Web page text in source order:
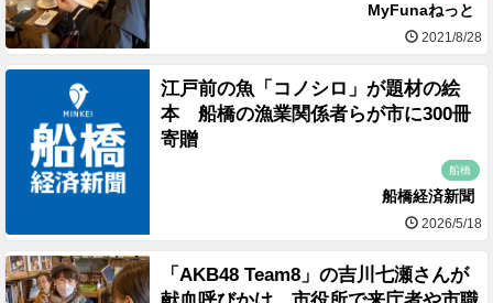
MyFunaねっと
2021/8/28
江戸前の魚「コノシロ」が題材の絵
本 船橋の漁業関係者らが市に300冊
寄贈
船橋
船橋経済新聞
2026/5/18
「AKB48 Team8」の吉川七瀬さんが